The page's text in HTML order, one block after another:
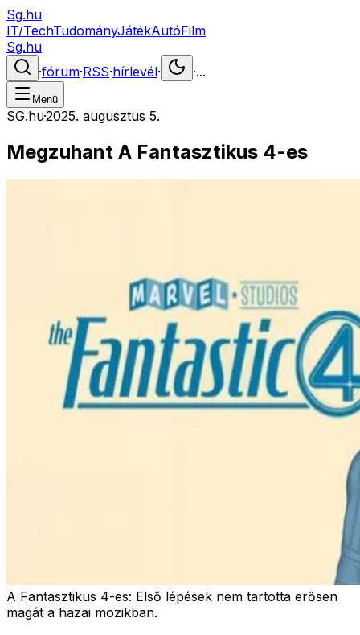
Sg.hu
IT/TechTudományJátékAutóFilm
Sg.hu
·fórum·RSS·hírlevél· ·...
Menü
SG.hu·2025. augusztus 5.
Megzuhant A Fantasztikus 4-es
A Fantasztikus 4-es: Első lépések nem tartotta erősen
magát a hazai mozikban.